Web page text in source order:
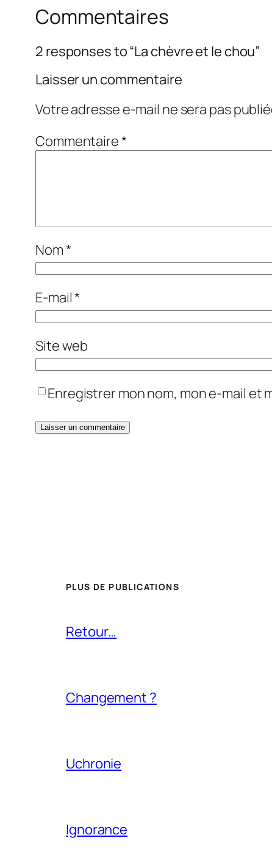
Commentaires
2 responses to “La chèvre et le chou”
Laisser un commentaire
Votre adresse e-mail ne sera pas
Commentaire*
Nom*
E-mail*
Site web
Enregistrer mon nom, mon e-mail et
PLUS DE PUBLICATIONS
Retour…
Changement ?
Uchronie
Ignorance